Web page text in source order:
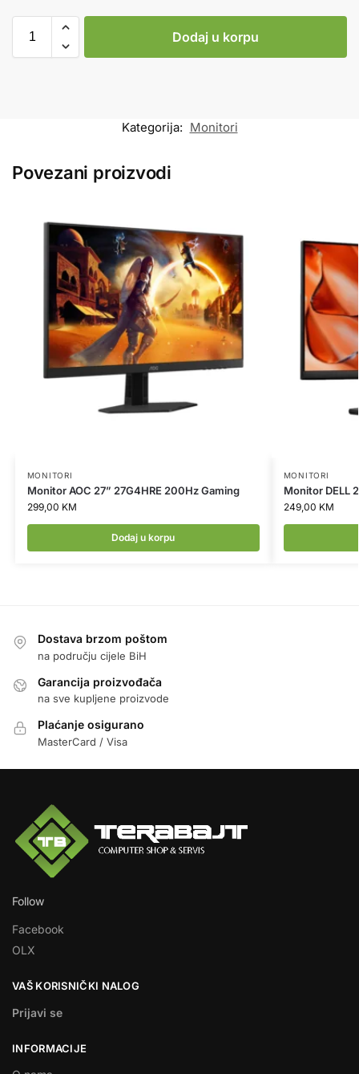
Dodaj u korpu
Kategorija: Monitori
Povezani proizvodi
MONITORI
Monitor AOC 27” 27G4HRE 200Hz Gaming
299,00 KM
Dodaj u korpu
MONITORI
Monitor DELL
249,00 KM
Dostava brzom poštom
na području cijele BiH
Garancija proizvođača
na sve kupljene proizvode
Plaćanje osigurano
MasterCard / Visa
Follow
Facebook
OLX
VAŠ KORISNIČKI NALOG
Prijavi se
INFORMACIJE